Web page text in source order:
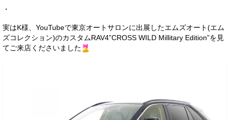
・
実はK様、YouTubeで東京オートサロンに出展したエムズオート(エム
ズコレクション)のカスタムRAV4”CROSS WILD Millitary Edition”を見
てご来店くださいました